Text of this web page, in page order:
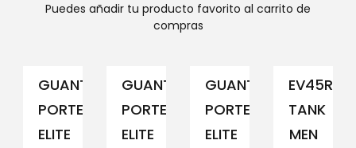
Puedes añadir tu producto favorito al carrito de
compras
GUANTE
PORTERO
ELITE
GUANTE
PORTERO
ELITE
GUANTE
PORTERO
ELITE
TANK
MEN